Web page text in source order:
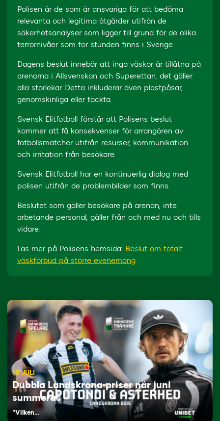
Polisen är de som är ansvariga för att bedöma
relevanta och legitima åtgärder utifrån de
säkerhetsanalyser som ligger till grund för de olika
terrornivåer som för stunden finns i Sverige.
Dagens beslut innebär att inga väskor är tillåtna på
arenorna i Allsvenskan och Superettan, det gäller
alla storlekar. Detta inkluderar även plastpåsar,
genomskinliga eller täckta.
Svensk Elitfotboll förstår att Polisens beslut
kommer att få konsekvenser för arrangören av
fotbollsmatcher utifrån resurser, kommunikation
och irritation från besökare.
Svensk Elitfotboll har en kontinuerlig dialog med
polisen utifrån de problembilder som finns.
Beslutet som gäller besökare på arenan, inte
arbetande personal, gäller från och med nu och tills
vidare.
Läs mer på Polisens hemsida: Beslut om totalt
väskförbud på större evenemang
10 JULI
Dubbla Landskrona-priser när juni
summeras
"Vilken…